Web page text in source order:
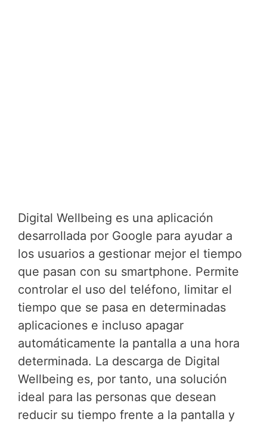
Digital Wellbeing es una aplicación
desarrollada por Google para ayudar a
los usuarios a gestionar mejor el tiempo
que pasan con su smartphone. Permite
controlar el uso del teléfono, limitar el
tiempo que se pasa en determinadas
aplicaciones e incluso apagar
automáticamente la pantalla a una hora
determinada. La descarga de Digital
Wellbeing es, por tanto, una solución
ideal para las personas que desean
reducir su tiempo frente a la pantalla y